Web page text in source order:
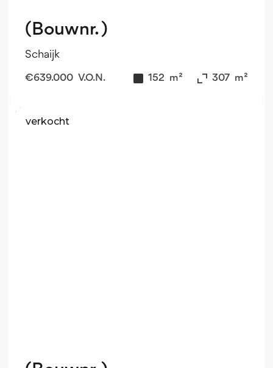
(Bouwnr. )
Schaijk
€639.000 V.O.N. 152 m² 307 m²
verkocht